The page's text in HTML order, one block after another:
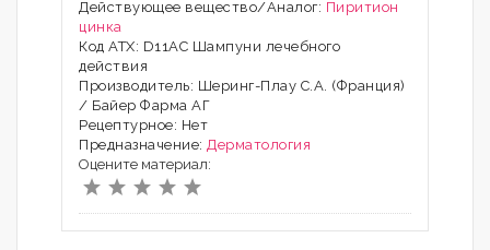
Действующее вещество/Аналог: Пиритион
цинка
Код АТХ: D11AC Шампуни лечебного
действия
Производитель: Шеринг-Плау С.А. (Франция)
/ Байер Фарма АГ
Рецептурное: Нет
Предназначение: Дерматология
Оцените материал: